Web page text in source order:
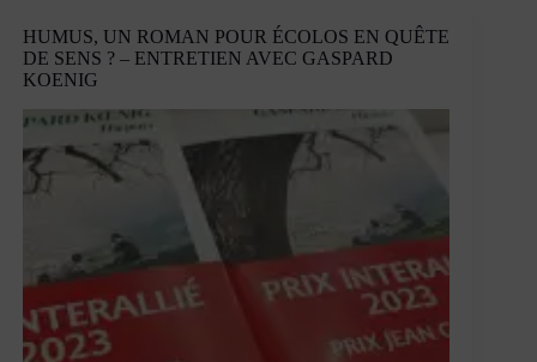
HUMUS, UN ROMAN POUR ÉCOLOS EN QUÊTE
DE SENS ? – ENTRETIEN AVEC GASPARD
KOENIG